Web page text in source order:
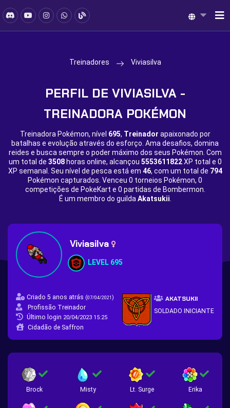
Treinadores Viviasilva
PERFIL DE VIVIASILVA -
TREINADORA POKÉMON
Treinadora Pokémon, nível 695, Treinador apaixonado por
batalhas e evolução através do esforço. Ama desafios, domina
reides e busca sempre o poder máximo dos seus Pokémon. Com
um total de 3508horas online, alcançou 5553611822XP total e 0
XP semanal. Seu nível de pesca está em 46, com um total de 794
Pokémon capturados. Venceu 0 torneios Pokémon, 0
competições de PokeKart e 0 partidas de Bombermon.
É um membro do guilda Akatsukii
Viviasilva
LEVEL 695
Criado 5 anos atrás (07/04/2021)
Profissão Treinador
Último login 20/04/2023 15:25
Cidadão de Saffron
AKATSUKII
SOLDADO INICIANTE
Brock Misty Lt. Surge Erika